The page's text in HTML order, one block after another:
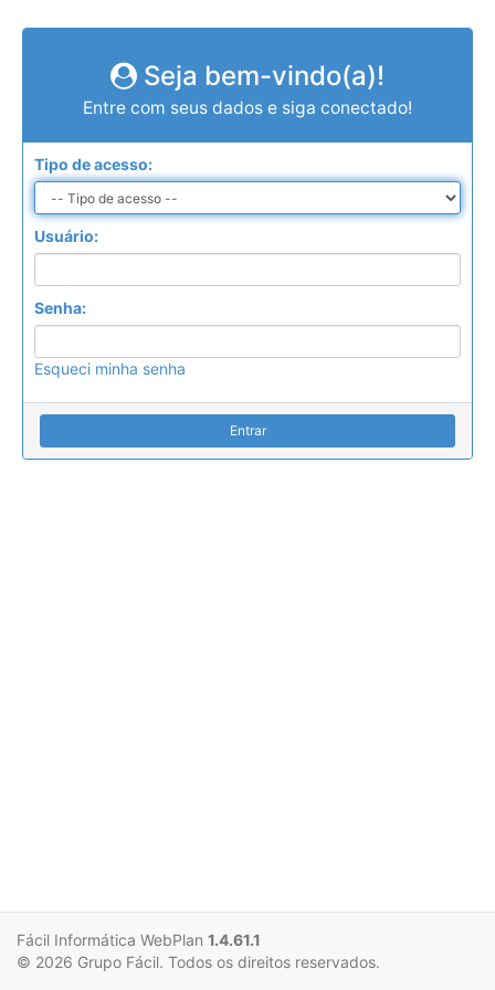
Seja bem-vindo(a)!
Entre com seus dados e siga conectado!
Tipo de acesso:
Usuário:
Senha:
Esqueci minha senha
Entrar
Fácil Informática WebPlan 1.4.61.1
© 2026 Grupo Fácil. Todos os direitos reservados.